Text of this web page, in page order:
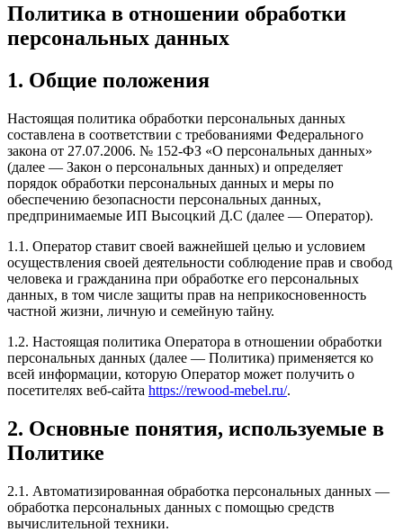
Политика в отношении обработки
персональных данных
1. Общие положения
Настоящая политика обработки персональных данных
составлена в соответствии с требованиями Федерального
закона от 27.07.2006. № 152-ФЗ «О персональных данных»
(далее — Закон о персональных данных) и определяет
порядок обработки персональных данных и меры по
обеспечению безопасности персональных данных,
предпринимаемые ИП Высоцкий Д.С (далее — Оператор).
1.1. Оператор ставит своей важнейшей целью и условием
осуществления своей деятельности соблюдение прав и свобод
человека и гражданина при обработке его персональных
данных, в том числе защиты прав на неприкосновенность
частной жизни, личную и семейную тайну.
1.2. Настоящая политика Оператора в отношении обработки
персональных данных (далее — Политика) применяется ко
всей информации, которую Оператор может получить о
посетителях веб-сайта https://rewood-mebel.ru/.
2. Основные понятия, используемые в
Политике
2.1. Автоматизированная обработка персональных данных —
обработка персональных данных с помощью средств
вычислительной техники.